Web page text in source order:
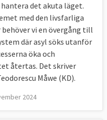
det akuta läget.
med den livsfarliga
vi en övergång till
där asyl söks utanför
öka och
återtas. Det skriver
Måwe (KD).
2024